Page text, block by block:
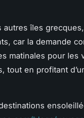
autres îles
car la demande
matinales pour les
tout en profitant